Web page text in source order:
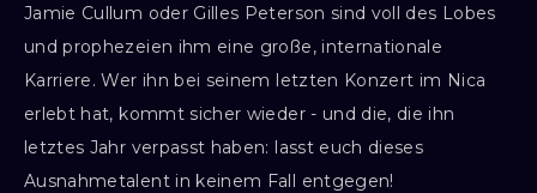
Jamie Cullum oder Gilles Peterson sind voll des Lobes
und prophezeien ihm eine große, internationale
Karriere. Wer ihn bei seinem letzten Konzert im Nica
erlebt hat, kommt sicher wieder - und die, die ihn
letztes Jahr verpasst haben: lasst euch dieses
Ausnahmetalent in keinem Fall entgegen!